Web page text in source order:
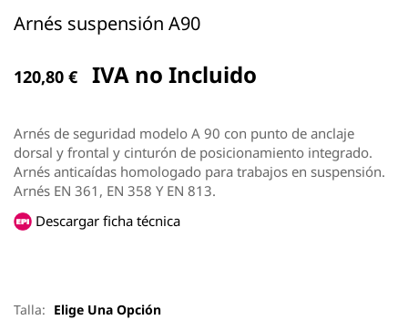
Arnés suspensión A90
120,80 € IVA no Incluido
Arnés de seguridad modelo A 90 con punto de anclaje
dorsal y frontal y cinturón de posicionamiento integrado.
Arnés anticaídas homologado para trabajos en suspensión.
Arnés EN 361, EN 358 Y EN 813.
Descargar ficha técnica
Talla: Elige Una Opción